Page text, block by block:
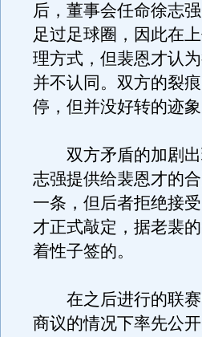
后，董事会任命徐志
足过足球圈，因此在
理方式，但裴恩才认
并不认同。双方的裂
停，但并没好转的迹象
双方矛盾的加剧出
志强提供给裴恩才的
一条，但后者拒绝接
才正式敲定，据老裴
着性子签的。
在之后进行的联赛
商议的情况下率先公